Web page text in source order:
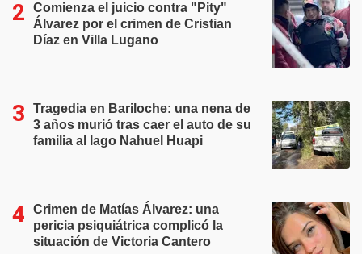
Comienza el juicio contra "Pity"
Álvarez por el crimen de Cristian
Díaz en Villa Lugano
Tragedia en Bariloche: una nena de
3 años murió tras caer el auto de su
familia al lago Nahuel Huapi
Crimen de Matías Álvarez: una
pericia psiquiátrica complicó la
situación de Victoria Cantero